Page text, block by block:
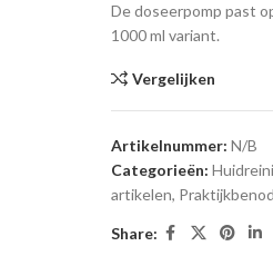
De doseerpomp past
1000 ml variant.
Vergelijken
Artikelnummer: N/B
Categorieën:
artikelen,
Share: